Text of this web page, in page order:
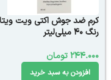
کرم ضد جوش اکتی ویت
رنگ 40 میلی‌لیتر
244.000تومان
افزودن به سبد خرید